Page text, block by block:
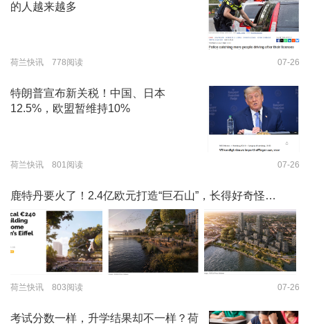
的人越来越多
荷兰快讯 778阅读 07-26
特朗普宣布新关税！中国、日本
12.5%，欧盟暂维持10%
荷兰快讯 801阅读 07-26
鹿特丹要火了！2.4亿欧元打造“巨石山”，长得好奇怪…
荷兰快讯 803阅读 07-26
考试分数一样，升学结果却不一样？荷